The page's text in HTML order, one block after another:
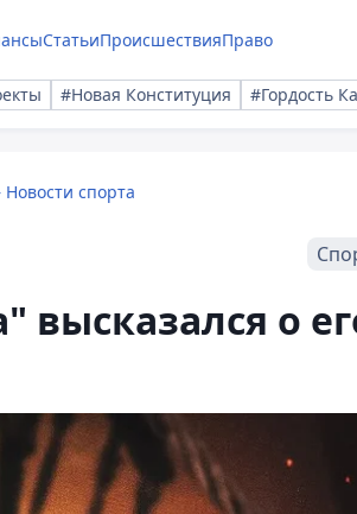
СтатьиПроисшествияПраво
#Новая Конституция #Гордость
спорта
высказался о